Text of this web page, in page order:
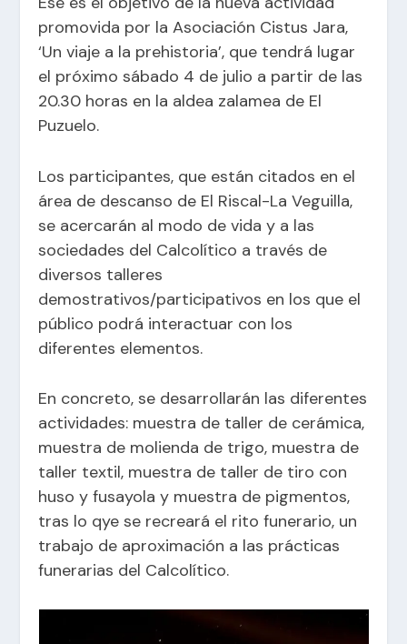
promovida por la Asociación Cistus Jara,
‘Un viaje a la prehistoria’, que tendrá lugar
el próximo sábado 4 de julio a partir de las
20.30 horas en la aldea zalamea de El
Puzuelo.
Los participantes, que están citados en el
área de descanso de El Riscal-La Veguilla,
se acercarán al modo de vida y a las
sociedades del Calcolítico a través de
diversos talleres
demostrativos/participativos en los que el
público podrá interactuar con los
diferentes elementos.
En concreto, se desarrollarán las diferentes
actividades: muestra de taller de cerámica,
muestra de molienda de trigo, muestra de
taller textil, muestra de taller de tiro con
huso y fusayola y muestra de pigmentos,
tras lo qye se recreará el rito funerario, un
trabajo de aproximación a las prácticas
funerarias del Calcolítico.